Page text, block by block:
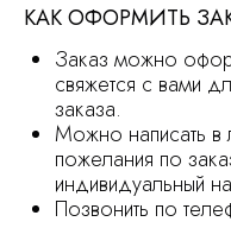
КАК ОФОРМИТЬ
Заказ можно
свяжется с вами
заказа.
Можно написать
пожелания по
индивидуальный
Позвонить по
ОСТАВИТЬ
Политика обработки
данных
Сайт носит информационный
и не является офертой
Продвижение сайта
Разработка сайта